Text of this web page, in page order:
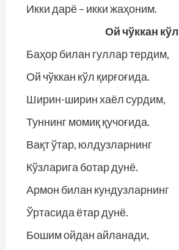
Икки дарё – икки жаҳоним.
Ой чўккан кўл
Баҳор билан гуллар тердим,
Ой чўккан кўл қирғоғида.
Ширин-ширин хаёл сурдим,
Туннинг момиқ қучоғида.
Вақт ўтар, юлдузларнинг
Кўзларига ботар дунё.
Армон билан кундузларнинг
Ўртасида ётар дунё.
Бошим ойдан айланади,